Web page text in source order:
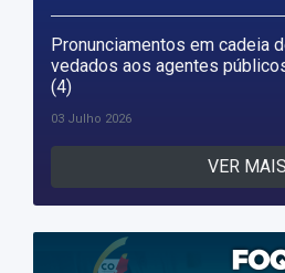
Pronunciamentos em cadeia
vedados aos agentes
(4)
03 Julho 2026
VER MAIS